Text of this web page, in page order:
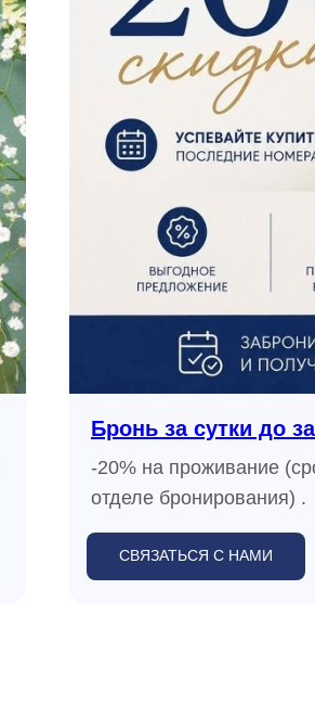
Бронь за сутки до
-20% на проживание
отделе бронирования) .
СВЯЗАТЬСЯ С НАМИ